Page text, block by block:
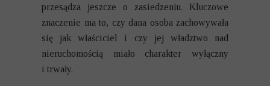
przesądza jeszcze o zasiedzeniu. Kluczowe
znaczenie ma to, czy dana osoba zachowywała
się jak właściciel i czy jej władztwo nad
nieruchomością miało charakter wyłączny
i trwały.